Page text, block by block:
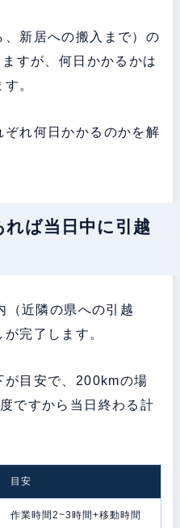
新居への搬入まで）の
すが、何日かかるかは
。
ぞれ何日かかるのかを解
ば当日中に引越
（近隣の県への引越
完了します。
が目安で、200kmの場
ですから当日終わる計
目安
作業時間2~3時間+移動時間